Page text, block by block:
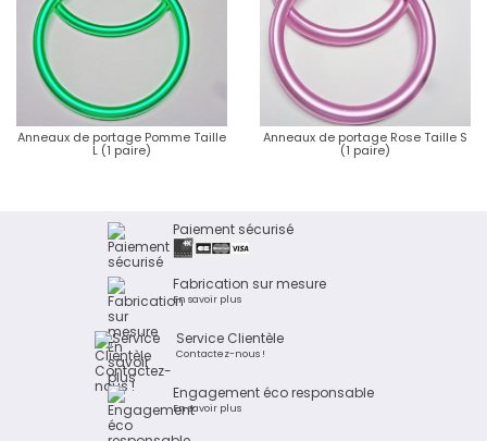
Anneaux de portage Pomme Taille
L (1 paire)
Anneaux de portage Rose Taille S
(1 paire)
Paiement sécurisé
Fabrication sur mesure
En savoir plus
Service Clientèle
Contactez-nous !
Engagement éco responsable
En savoir plus